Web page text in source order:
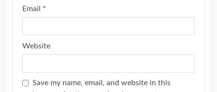
Email *
Website
Save my name, email, and website in this